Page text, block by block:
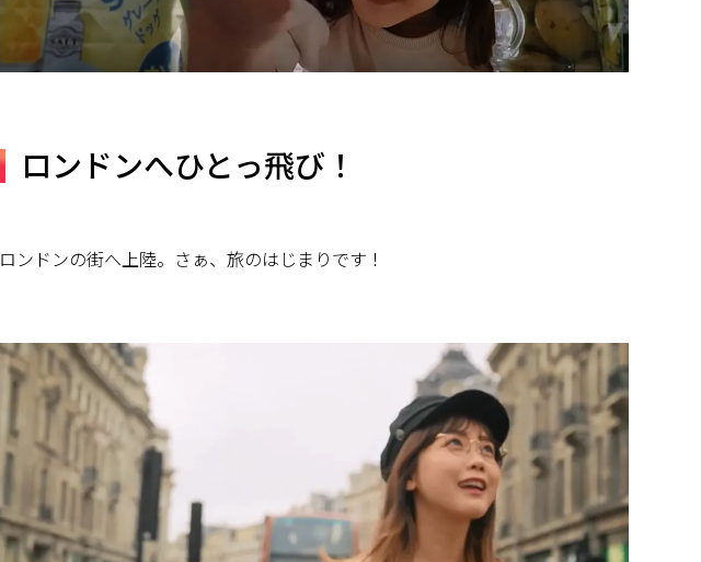
ロンドンへひとっ飛び！
ロンドンの街へ上陸。さぁ、旅のはじまりです！